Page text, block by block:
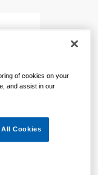
of cookies on your
and assist in our
Cookies